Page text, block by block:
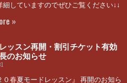
細していますのでぜひご覧ください↓↓
»
ッスン再開・割引チケット有効
のお知らせ
０春夏モードレッスン』 再開のお知ら